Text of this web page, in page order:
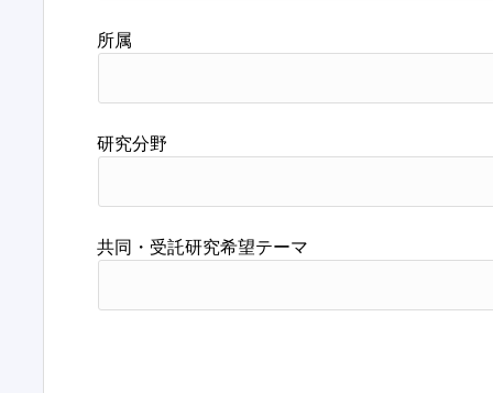
所属
研究分野
共同・受託研究希望テーマ